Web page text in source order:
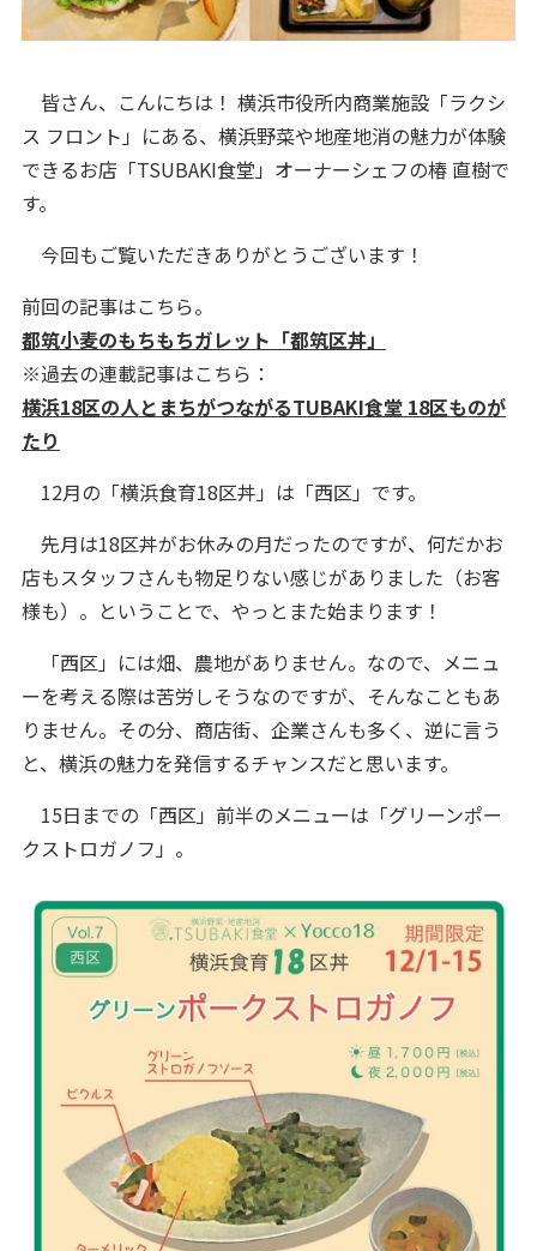
皆さん、こんにちは！ 横浜市役所内商業施設「ラクシ
ス フロント」にある、横浜野菜や地産地消の魅力が体験
できるお店「TSUBAKI食堂」オーナーシェフの椿 直樹で
す。
今回もご覧いただきありがとうございます！
前回の記事はこちら。
都筑小麦のもちもちガレット「都筑区丼」
※過去の連載記事はこちら：
横浜18区の人とまちがつながるTUBAKI食堂 18区ものが
たり
12月の「横浜食育18区丼」は「西区」です。
先月は18区丼がお休みの月だったのですが、何だかお
店もスタッフさんも物足りない感じがありました（お客
様も）。ということで、やっとまた始まります！
「西区」には畑、農地がありません。なので、メニュ
ーを考える際は苦労しそうなのですが、そんなこともあ
りません。その分、商店街、企業さんも多く、逆に言う
と、横浜の魅力を発信するチャンスだと思います。
15日までの「西区」前半のメニューは「グリーンポー
クストロガノフ」。